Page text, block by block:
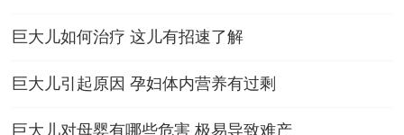
巨大儿如何治疗 这儿有招速了解
巨大儿引起原因 孕妇体内营养有过剩
巨大儿对母婴有哪些危害 极易导致难产